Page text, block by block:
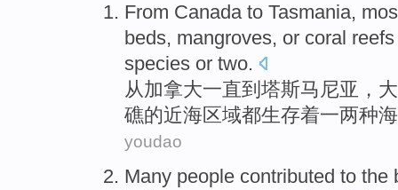
From Canada to Tasmania,
beds, mangroves, or coral reefs
species or two.
从加拿大一直到 塔斯马尼亚，
礁的近海区域都生存着一两种海
youdao
Many people contributed to the